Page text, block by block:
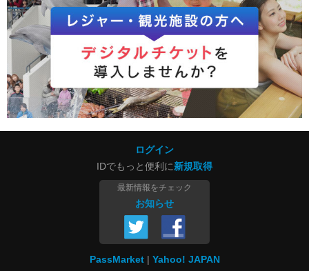
ログイン
IDでもっと便利に新規取得
最新情報をチェック
お知らせ
PassMarket Yahoo! JAPAN